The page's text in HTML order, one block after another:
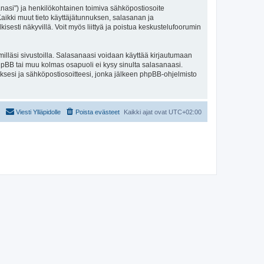
ja henkilökohtainen toimiva sähköpostiosoite
muut tieto käyttäjätunnuksen, salasanan ja
näkyvillä. Voit myös liittyä ja poistua keskustelufoorumin
sivustoilla. Salasanaasi voidaan käyttää kirjautumaan
tai muu kolmas osapuoli ei kysy sinulta salasanaasi.
ja sähköpostiosoitteesi, jonka jälkeen phpBB-ohjelmisto
Kaikki ajat ovat UTC+02:00
Poista evästeet
Viesti Ylläpidolle